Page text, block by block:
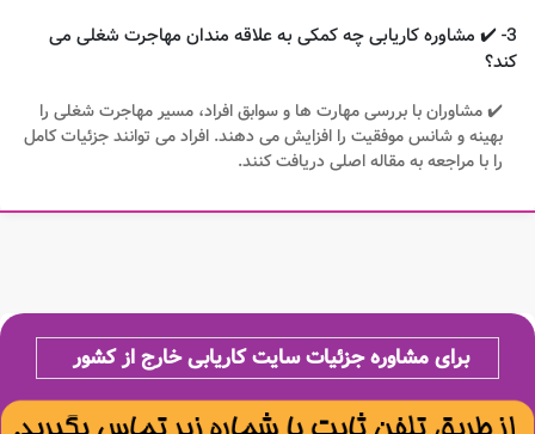
3- ✔️ مشاوره کاریابی چه کمکی به علاقه مندان مهاجرت شغلی می
کند؟
✔️ مشاوران با بررسی مهارت ها و سوابق افراد، مسیر مهاجرت شغلی را
بهینه و شانس موفقیت را افزایش می دهند. افراد می توانند جزئیات کامل
را با مراجعه به مقاله اصلی دریافت کنند.
برای مشاوره جزئیات سایت کاریابی خارج از کشور